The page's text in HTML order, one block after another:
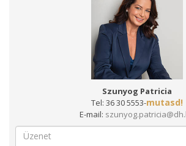
Szunyog Patricia
Tel: 36 30 5553-mutasd!
E-mail: